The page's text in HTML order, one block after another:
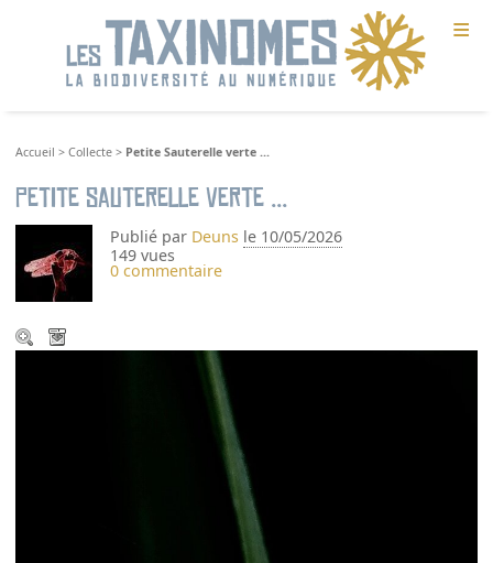
≡
Accueil >Collecte > Petite Sauterelle verte ...
Petite Sauterelle verte ...
Publié par Deuns le 10/05/2026
149 vues
0 commentaire